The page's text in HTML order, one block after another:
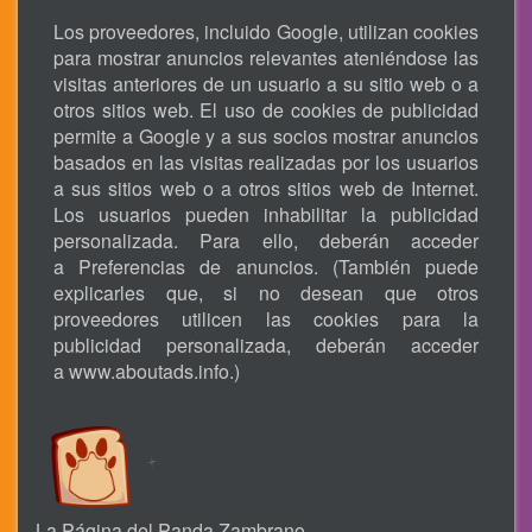
Los proveedores, incluido Google, utilizan cookies
para mostrar anuncios relevantes ateniéndose las
visitas anteriores de un usuario a su sitio web o a
otros sitios web. El uso de cookies de publicidad
permite a Google y a sus socios mostrar anuncios
basados en las visitas realizadas por los usuarios
a sus sitios web o a otros sitios web de Internet.
Los usuarios pueden inhabilitar la publicidad
personalizada. Para ello, deberán acceder
a Preferencias de anuncios. (También puede
explicarles que, si no desean que otros
proveedores utilicen las cookies para la
publicidad personalizada, deberán acceder
awww.aboutads.info.)